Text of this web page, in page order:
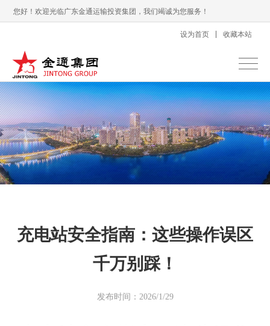
您好！欢迎光临广东金通运输投资集团，我们竭诚为您服务！
设为首页 收藏本站
充电站安全指南：这些操作误区
千万别踩！
发布时间：2026/1/29